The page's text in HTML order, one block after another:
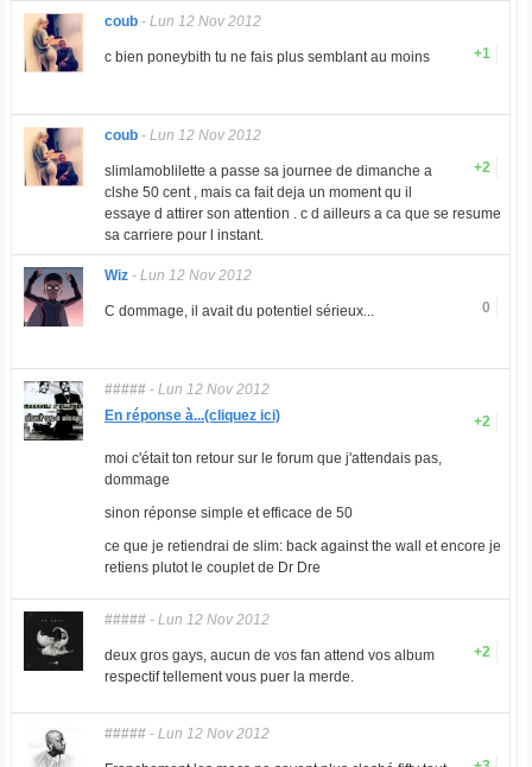
coub- Lun 12 Nov 2012
+1
c bien poneybith tu ne fais plus semblant au moins
coub- Lun 12 Nov 2012
+2
slimlamoblilette a passe sa journee de dimanche a
clshe 50 cent , mais ca fait deja un moment qu il
essaye d attirer son attention . c d ailleurs a ca que se resume
sa carriere pour l instant.
Wiz- Lun 12 Nov 2012
0
C dommage, il avait du potentiel sérieux...
#####- Lun 12 Nov 2012
+2
En réponse à...(cliquez ici)
moi c'était ton retour sur le forum que j'attendais pas,
dommage
sinon réponse simple et efficace de 50
ce que je retiendrai de slim: back against the wall et encore je
retiens plutot le couplet de Dr Dre
#####- Lun 12 Nov 2012
+2
deux gros gays, aucun de vos fan attend vos album
respectif tellement vous puer la merde.
#####- Lun 12 Nov 2012